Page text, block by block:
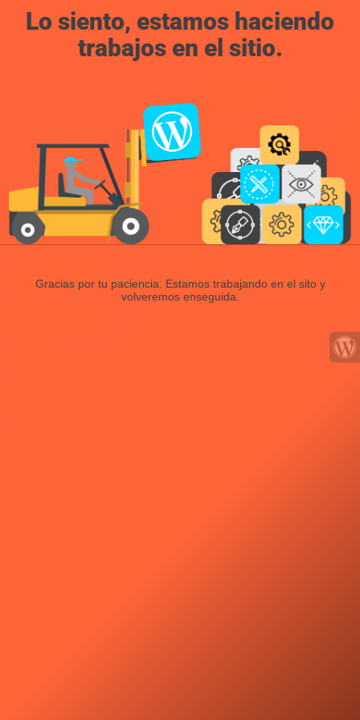
Lo siento, estamos haciendo
trabajos en el sitio.
Gracias por tu paciencia. Estamos trabajando en el sito y
volveremos enseguida.